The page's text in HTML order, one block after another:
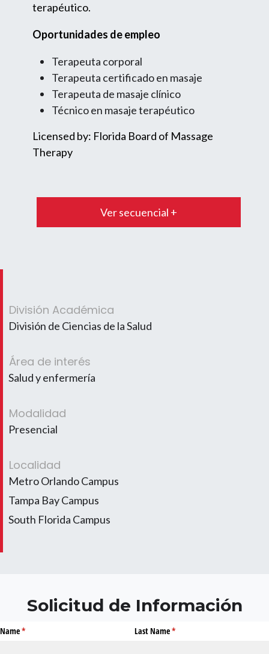
terapéutico.
Oportunidades de empleo
Terapeuta corporal
Terapeuta certificado en masaje
Terapeuta de masaje clínico
Técnico en masaje terapéutico
Licensed by: Florida Board of Massage
Therapy
Ver secuencial +
División Académica
División de Ciencias de la Salud
Área de interés
Salud y enfermería
Modalidad
Presencial
Localidad
Metro Orlando Campus
Tampa Bay Campus
South Florida Campus
Solicitud de Información